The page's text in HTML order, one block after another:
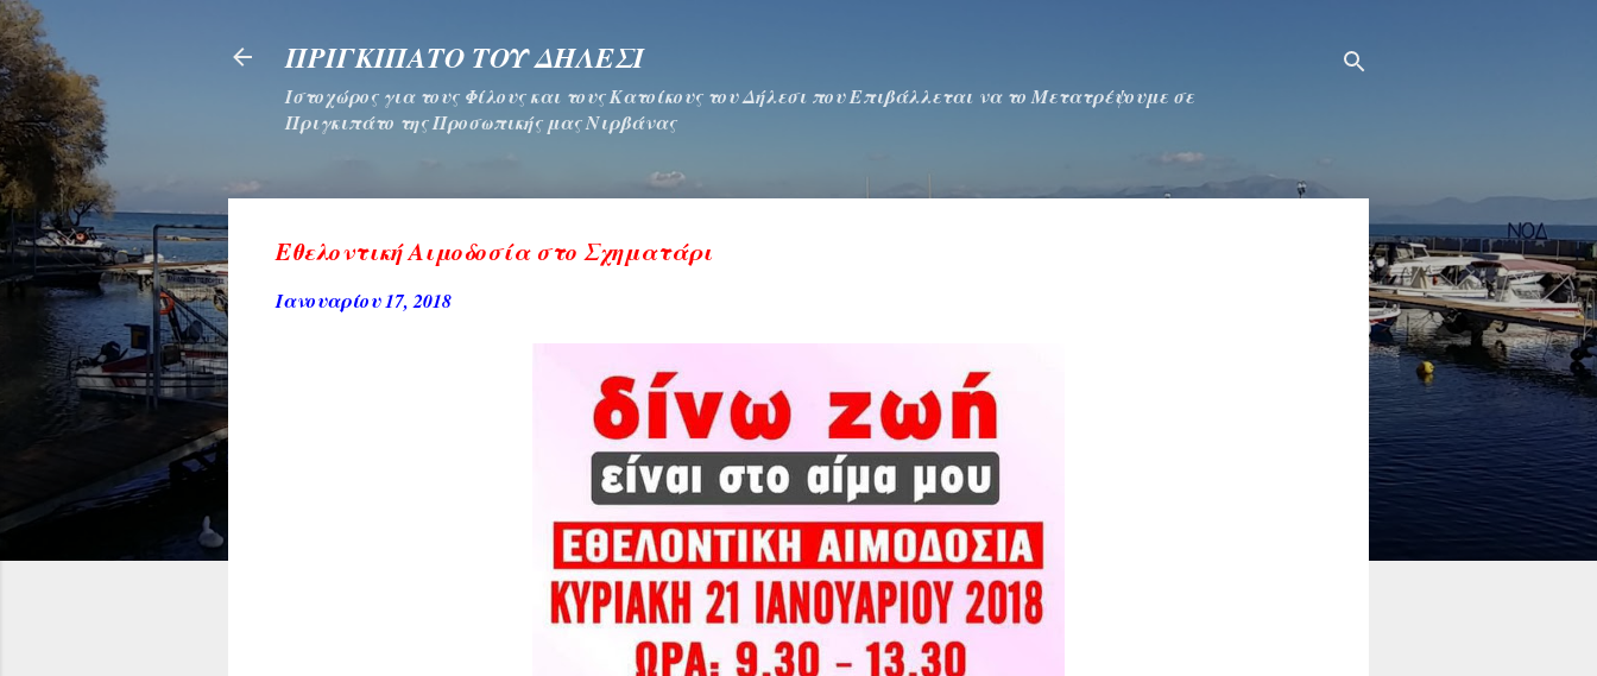
ΠΡΙΓΚΙΠΑΤΟ ΤΟΥ ΔΗΛΕΣΙ
Ιστοχώρος για τους Φίλους και τους Κατοίκους του Δήλεσι που Επιβάλλεται να το Μετατρέψουμε σε
Πριγκιπάτο της Προσωπικής μας Νιρβάνας
Εθελοντική Αιμοδοσία στο Σχηματάρι
Ιανουαρίου 17, 2018